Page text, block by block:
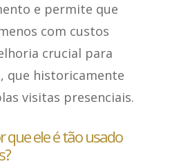
e permite que
com custos
crucial para
, que historicamente
visitas presenciais.
que ele é tão usado